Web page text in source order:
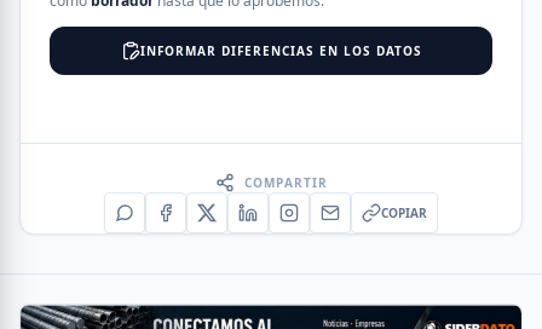
INFORMAR DIFERENCIAS EN LOS DATOS
COMPARTIR
COPIAR